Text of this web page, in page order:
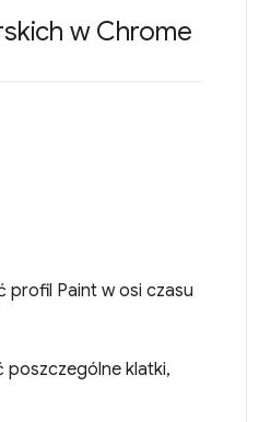
w Chrome
profil Paint w osi czasu
poszczególne klatki,